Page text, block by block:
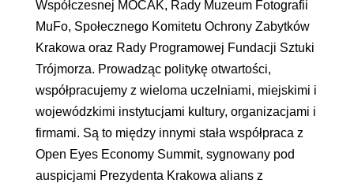
Współczesnej MOCAK, Rady Muzeum Fotografii
MuFo, Społecznego Komitetu Ochrony Zabytków
Krakowa oraz Rady Programowej Fundacji Sztuki
Trójmorza. Prowadząc politykę otwartości,
współpracujemy z wieloma uczelniami, miejskimi i
wojewódzkimi instytucjami kultury, organizacjami i
firmami. Są to między innymi stała współpraca z
Open Eyes Economy Summit, sygnowany pod
auspicjami Prezydenta Krakowa alians z